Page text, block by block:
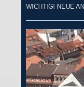
WICHTIG! NEUE